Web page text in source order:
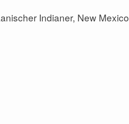
Indianer, New Mexico